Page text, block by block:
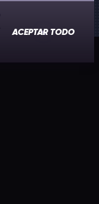
ACEPTAR TODO